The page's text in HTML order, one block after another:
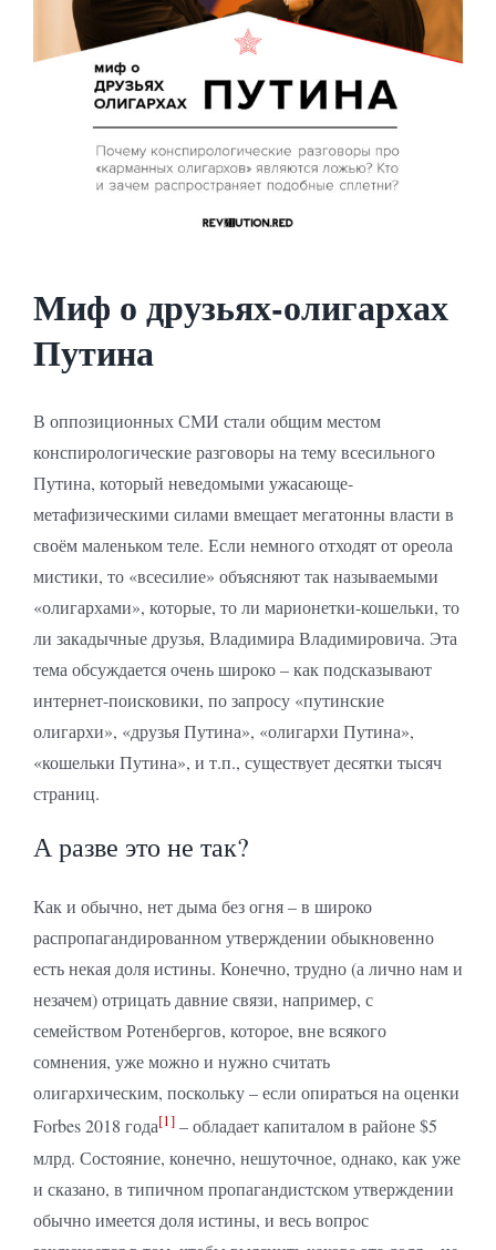
Миф о друзьях-олигархах
Путина
В оппозиционных СМИ стали общим местом
конспирологические разговоры на тему всесильного
Путина, который неведомыми ужасающе-
метафизическими силами вмещает мегатонны власти в
своём маленьком теле. Если немного отходят от ореола
мистики, то «всесилие» объясняют так называемыми
«олигархами», которые, то ли марионетки-кошельки, то
ли закадычные друзья, Владимира Владимировича. Эта
тема обсуждается очень широко – как подсказывают
интернет-поисковики, по запросу «путинские
олигархи», «друзья Путина», «олигархи Путина»,
«кошельки Путина», и т.п., существует десятки тысяч
страниц.
А разве это не так?
Как и обычно, нет дыма без огня – в широко
распропагандированном утверждении обыкновенно
есть некая доля истины. Конечно, трудно (а лично нам и
незачем) отрицать давние связи, например, с
семейством Ротенбергов, которое, вне всякого
сомнения, уже можно и нужно считать
олигархическим, поскольку – если опираться на оценки
Forbes 2018 года[1] – обладает капиталом в районе $5
млрд. Состояние, конечно, нешуточное, однако, как уже
и сказано, в типичном пропагандистском утверждении
обычно имеется доля истины, и весь вопрос